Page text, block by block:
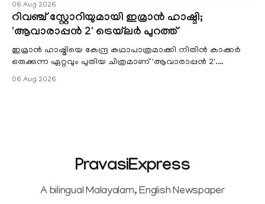
service providers to levy charges on payments through
unified payments interface (UPI) and other notified
electronic payment modes. The amendment passed by the
06 Aug 2026
റിവഞ്ച് സ്റ്റോറിയുമായി ഇമ്രാൻ ഹാഷ്മി;
'ആവാരാപ്പൻ 2' ട്രെയ്‌ലർ പുറത്ത്
ഇമ്രാൻ ഹാഷ്മിയെ കേന്ദ്ര കഥാപാത്രമാക്കി നിതിൻ കാക്കർ
ഒരുക്കുന്ന ഏറ്റവും പുതിയ ചിത്രമാണ് 'ആവാരാപ്പൻ 2'.
06 Aug 2026
PravasiExpress
A bilingual Malayalam, English Newspaper